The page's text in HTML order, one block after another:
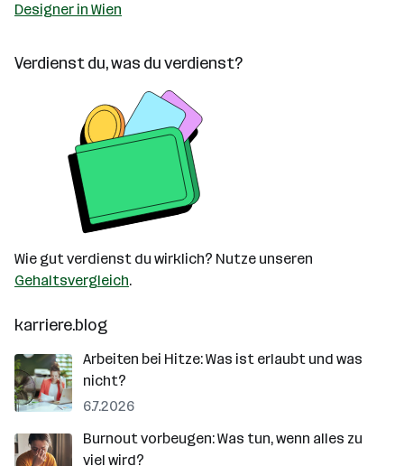
Designer in Wien
Verdienst du, was du verdienst?
Wie gut verdienst du wirklich? Nutze unseren
Gehaltsvergleich.
karriere.blog
Arbeiten bei Hitze: Was ist erlaubt und was
nicht?
6.7.2026
Burnout vorbeugen: Was tun, wenn alles zu
viel wird?